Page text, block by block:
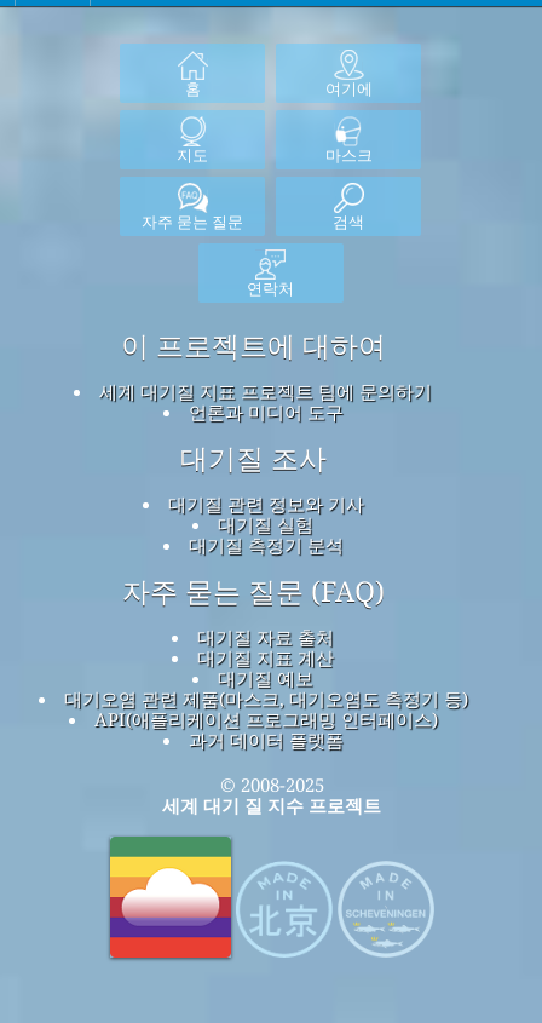
홈 여기에
지도 마스크
자주 묻는 질문 검색
연락처
이 프로젝트에 대하여
세계 대기질 지표 프로젝트 팀에 문의하기
언론과 미디어 도구
대기질 조사
대기질 관련 정보와 기사
대기질 실험
대기질 측정기 분석
자주 묻는 질문 (FAQ)
대기질 자료 출처
대기질 지표 계산
대기질 예보
대기오염 관련 제품(마스크, 대기오염도 측정기 등)
API(애플리케이션 프로그래밍 인터페이스)
과거 데이터 플랫폼
© 2008-2025
세계 대기 질 지수 프로젝트